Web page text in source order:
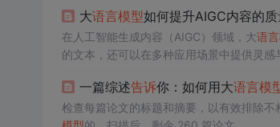
大语言模型如何提升AIGC内容的
在人工智能生成内容（AIGC）领域，大语言
的文本，还可以在多种应用场景中提供灵
它们能够生成更加连贯和逻辑清晰的内容。
一篇综述告诉你：如何用大语言模
检查每篇论文的标题和摘要，以有效排除